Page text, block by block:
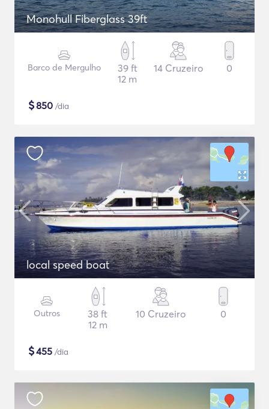
Monohull Fiberglass 39ft
Barco de Mergulho
39 ft
12 m
14 Cruzeiro 0
$850 /dia
local speed boat
Outros
38 ft
12 m
10 Cruzeiro 0
$455 /dia